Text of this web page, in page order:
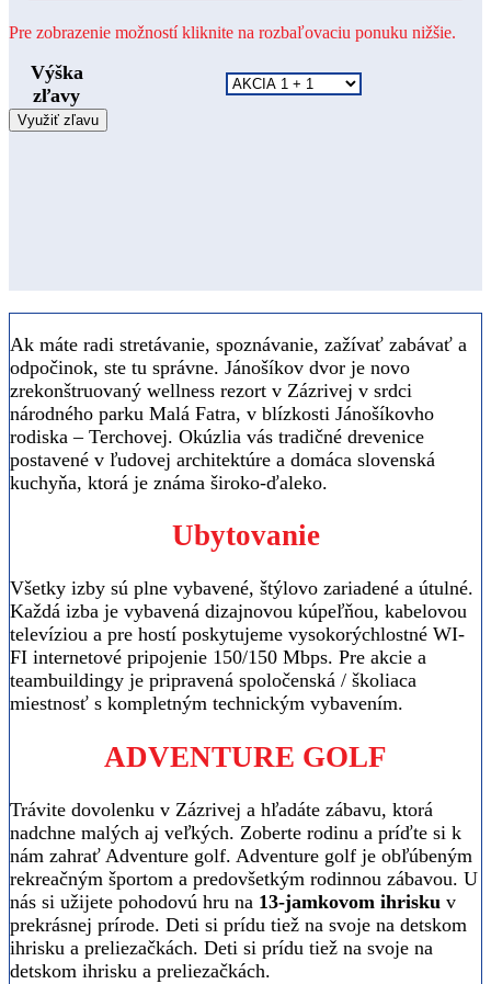
Pre zobrazenie možností kliknite na rozbaľovaciu ponuku nižšie.
Výška
zľavy
Využiť zľavu
Ak máte radi stretávanie, spoznávanie, zažívať zabávať a
odpočinok, ste tu správne. Jánošíkov dvor je novo
zrekonštruovaný wellness rezort v Zázrivej v srdci
národného parku Malá Fatra, v blízkosti Jánošíkovho
rodiska – Terchovej. Okúzlia vás tradičné drevenice
postavené v ľudovej architektúre a domáca slovenská
kuchyňa, ktorá je známa široko-ďaleko.
Ubytovanie
Všetky izby sú plne vybavené, štýlovo zariadené a útulné.
Každá izba je vybavená dizajnovou kúpeľňou, kabelovou
televíziou a pre hostí poskytujeme vysokorýchlostné WI-
FI internetové pripojenie 150/150 Mbps. Pre akcie a
teambuildingy je pripravená spoločenská / školiaca
miestnosť s kompletným technickým vybavením.
ADVENTURE GOLF
Trávite dovolenku v Zázrivej a hľadáte zábavu, ktorá
nadchne malých aj veľkých. Zoberte rodinu a príďte si k
nám zahrať Adventure golf. Adventure golf je obľúbeným
rekreačným športom a predovšetkým rodinnou zábavou. U
nás si užijete pohodovú hru na 13-jamkovom ihrisku v
prekrásnej prírode. Deti si prídu tiež na svoje na detskom
ihrisku a preliezačkách. Deti si prídu tiež na svoje na
detskom ihrisku a preliezačkách.